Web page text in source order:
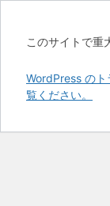
このサイトで重
WordPress の
覧ください。